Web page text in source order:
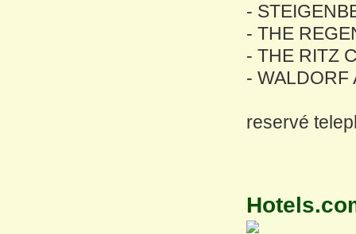
-
- THE
- THE RITZ
- WALDORF
reservé